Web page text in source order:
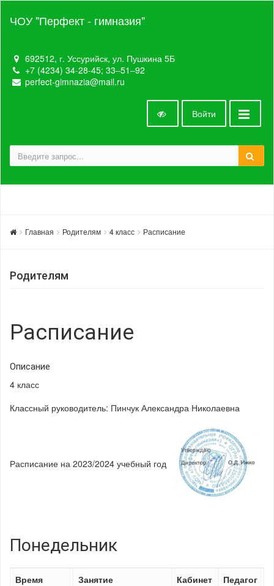
ЧОУ "Перфект - гимназия"
692512, г. Уссурийск, ул. Пушкина 5Б
+7 (4234) 34-28-45; 33‒51‒92
perfect-gimnazia@mail.ru
Войти
Главная Родителям 4 класс Расписание
Родителям
Расписание
Описание
4 класс
Классный руководитель: Пинчук Александра Николаевна
Расписание на 2023/2024 учебный год
Понедельник
Время Занятие Кабинет
Педагог